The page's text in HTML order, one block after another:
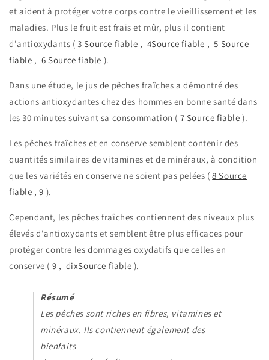
et aident à protéger votre corps contre le vieillissement et les
maladies. Plus le fruit est frais et mûr, plus il contient
d'antioxydants (3Source fiable , 4Sourcefiable , 5 Source
fiable , 6Source fiable ).
Dans une étude, le jus de pêches fraîches a démontré des
actions antioxydantes chez des hommes en bonne santé dans
les 30 minutes suivant sa consommation ( 7 Source fiable ).
Les pêches fraîches et en conserve semblent contenir des
quantités similaires de vitamines et de minéraux, à condition
que les variétés en conserve ne soient pas pelées (8Source
fiable , 9 ).
Cependant, les pêches fraîches contiennent des niveaux plus
élevés d'antioxydants et semblent être plus efficaces pour
protéger contre les dommages oxydatifs que celles en
conserve ( 9 , dixSource fiable ).
Résumé
Les pêches sont riches en fibres, vitamines et
minéraux. Ils contiennent également des
bienfaits